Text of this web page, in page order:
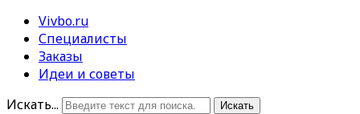
Vivbo.ru
Специалисты
Заказы
Идеи и советы
Искать...
Искать